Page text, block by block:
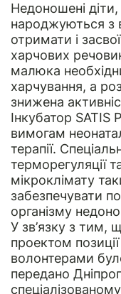
Недоношені
народжуються з
отримати і
харчових
малюка
харчування, а
знижена
Інкубатор SATIS
вимогам
терапії.
терморегуляції
мікроклімату
забезпечувати
організму
У зв’язку з тим,
проектом
волонтерами
передано